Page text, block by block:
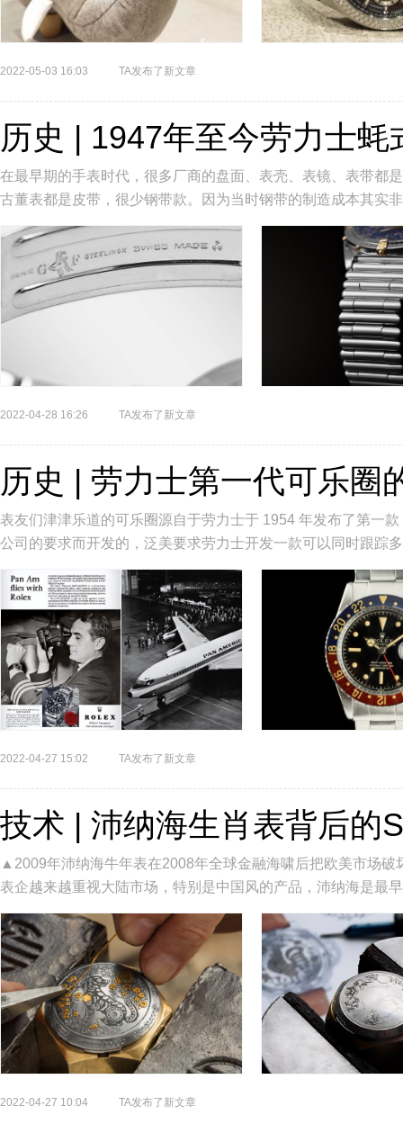
2022-05-03 16:03 TA发布了新文章
历史 | 1947年至今劳力士蚝
在最早期的手表时代，很多厂商的盘面、表壳、表镜、表带都
古董表都是皮带，很少钢带款。因为当时钢带的制造成本其实
者是三分之一。最初的劳力士...
2022-04-28 16:26 TA发布了新文章
历史 | 劳力士第一代可乐圈
表友们津津乐道的可乐圈源自于劳力士于 1954 年发布了第一
公司的要求而开发的，泛美要求劳力士开发一款可以同时跟踪
2022-04-27 15:02 TA发布了新文章
技术 | 沛纳海生肖表背后的
▲2009年沛纳海牛年表在2008年全球金融海啸后把欧美市场
表企越来越重视大陆市场，特别是中国风的产品，沛纳海是最
年表。并且在2020...
2022-04-27 10:04 TA发布了新文章